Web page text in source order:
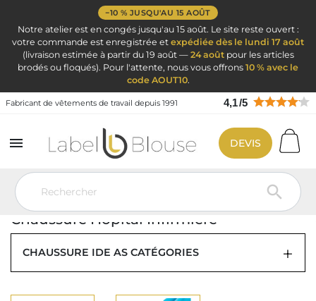
−10 % JUSQU'AU 15 AOÛT
Notre atelier est en congés jusqu'au 15 août. Le site reste ouvert :
votre commande est enregistrée et expédiée dès le lundi 17 août
(livraison estimée à partir du 19 août — 24 aoûtpour les articles
brodés ou floqués). Pour l'attente, nous vous offrons 10 % avec le
code AOUT10.
Fabricant de vêtements de travail depuis 1991 4,1/5


DEVIS
Vêtement de travail Blouse médicale Chaussure Hopital Infirmière
CHAUSSURE D'HÔPITAL ET SABOT
POUR INFIRMIÈRE, HOMME ET FEMME
Chaussure Hopital Infirmière
CHAUSSURE IDE AS CATÉGORIES